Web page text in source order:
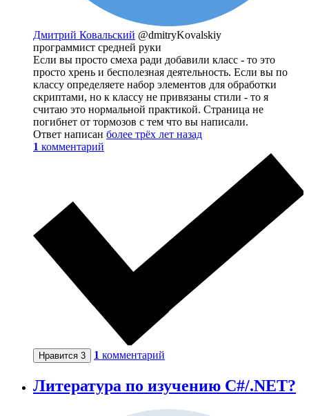
Дмитрий Ковальский @dmitryKovalskiy
программист средней руки
Если вы просто смеха ради добавили класс - то это
просто хрень и бесполезная деятельность. Если вы по
классу определяете набор элементов для обработки
скриптами, но к классу не привязаны стили - то я
считаю это нормальной практикой. Страница не
погибнет от тормозов с тем что вы написали.
Ответ написан более трёх лет назад
1 комментарий
Нравится 3 1 комментарий
Литература по изучению С#/.NET?